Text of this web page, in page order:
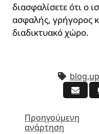
διασφαλίσετε ότι ο
ασφαλής, γρήγορος
διαδικτυακό χώρο.
blog,
Προηγούμενη
ανάρτηση